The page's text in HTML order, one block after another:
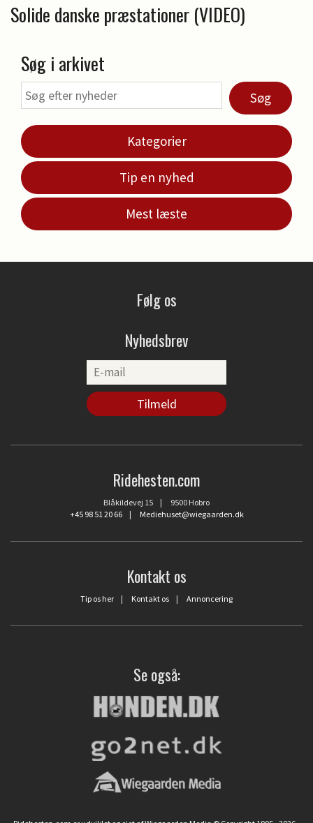
Solide danske præstationer (VIDEO)
Søg i arkivet
Søg
Kategorier
Tip en nyhed
Mest læste
Følg os
Nyhedsbrev
Ridehesten.com
Blåkildevej 15 | 9500 Hobro
+45 98 51 20 66| Mediehuset@wiegaarden.dk
Kontakt os
Tip os her | Kontakt os | Annoncering
Se også: